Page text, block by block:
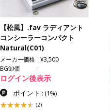
【松風】.fav ラディアント
コンシーラーコンパクト
Natural(C01)
メーカー価格
¥3,500
BG卸価
ログイン後表示
ポイント : (1%)
(2)